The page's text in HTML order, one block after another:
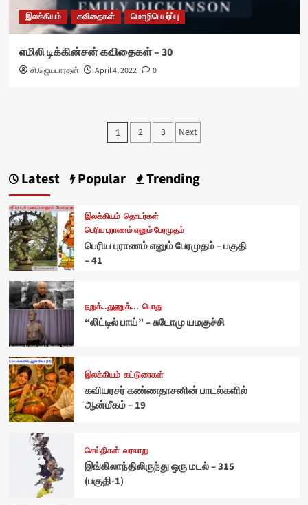
இலக்கியம் கவிதைகள் மொழிபெயர்ப்பு
எமிலி டிக்கின்சன் கவிதைகள் – 30
சி.ஜெயபாரதன் April 4, 2022 0
Posts
1 2 3 Next
Latest Popular Trending
இலக்கியம் தொடர்கள்
பெரிய புராணம் எனும் பேரமுதம்
பெரிய புராணம் எனும் பேரமுதம் – பகுதி
– 41
நறுக்..துணுக்... பொது
“லிட்டில் பாய்” – சுடோமு யமகுச்சி
இலக்கியம் கட்டுரைகள்
கவியரசர் கண்ணதாசனின் பாடல்களில்
ஆன்மீகம் – 19
செய்திகள் வரலாறு
இங்கிலாந்திலிருந்து ஒரு மடல் – 315
(பகுதி-1)